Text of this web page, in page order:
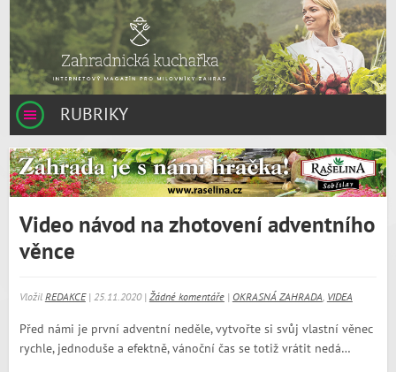
RUBRIKY
Video návod na zhotovení adventního
věnce
Vložil REDAKCE| 25.11.2020 | Žádné komentáře| OKRASNÁ ZAHRADA, VIDEA
Před námi je první adventní neděle, vytvořte si svůj vlastní věnec
rychle, jednoduše a efektně, vánoční čas se totiž vrátit nedá…